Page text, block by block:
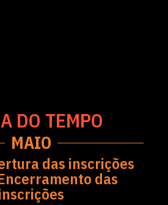
DO TEMPO
MAIO
das inscrições
das